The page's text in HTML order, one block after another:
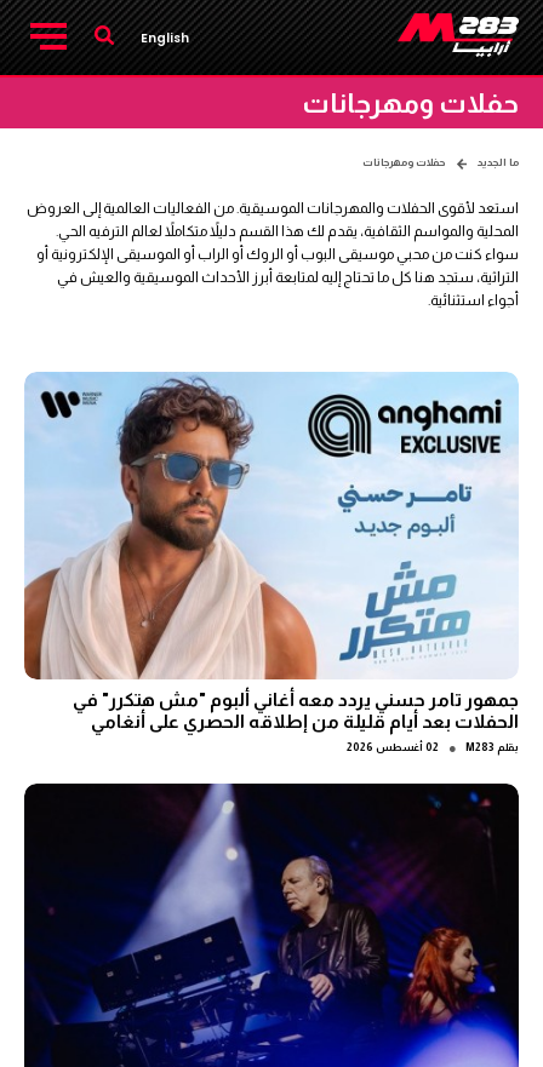
English
حفلات ومهرجانات
ما الجديد حفلات ومهرجانات
استعد لأقوى الحفلات والمهرجانات الموسيقية. من الفعاليات العالمية إلى العروض
المحلية والمواسم الثقافية، يقدم لك هذا القسم دليلاً متكاملاً لعالم الترفيه الحي.
سواء كنت من محبي موسيقى البوب أو الروك أو الراب أو الموسيقى الإلكترونية أو
التراثية، ستجد هنا كل ما تحتاج إليه لمتابعة أبرز الأحداث الموسيقية والعيش في
أجواء استثنائية.
جمهور تامر حسني يردد معه أغاني ألبوم "مش هتكرر" في
الحفلات بعد أيام قليلة من إطلاقه الحصري على أنغامي
بقلم M283
● 02 أغسطس 2026